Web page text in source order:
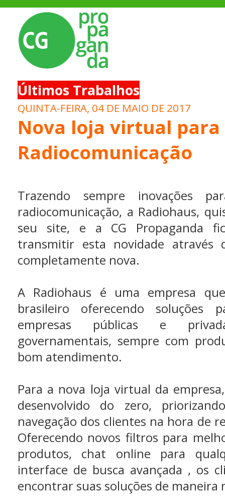
Últimos Trabalhos
QUINTA-FEIRA, 04 DE MAIO DE 2017
Nova loja virtual para
Radiocomunicação
Trazendo sempre inovações
radiocomunicação, a Radiohaus,
seu site, e a CG Propaganda
transmitir esta novidade
completamente nova.
A Radiohaus é uma empresa
brasileiro oferecendo soluções
empresas públicas e
governamentais, sempre com
bom atendimento.
Para a nova loja virtual da
desenvolvido do zero,
navegação dos clientes na hora de
Oferecendo novos filtros para
produtos, chat online para
interface de busca avançada , os
encontrar suas soluções de maneira